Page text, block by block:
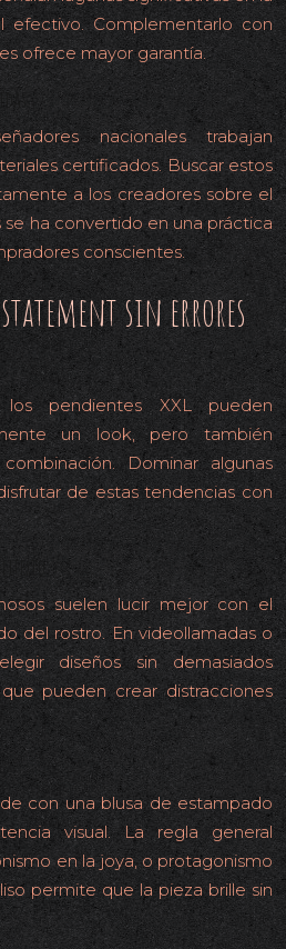
efectivo. Complementarlo con
ofrece mayor garantía.
nacionales trabajan
certificados. Buscar estos
a los creadores sobre el
se ha convertido en una práctica
conscientes.
sin errores
pendientes XXL pueden
un look, pero también
Dominar algunas
de estas tendencias con
suelen lucir mejor con el
del rostro. En videollamadas o
diseños sin demasiados
pueden crear distracciones
con una blusa de estampado
visual. La regla general
en la joya, o protagonismo
permite que la pieza brille sin